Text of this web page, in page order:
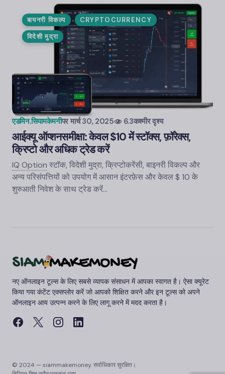
बायनरी विकल्प
CRYPTOCURRENCY
विदेशी मुद्रा
एडमिन.सियामकेमनीपर मार्च 30, 2025 6.3कश्मीर दृश्य
आईक्यू ऑप्शनसमीक्षा: केवल $10 में स्टॉक्स, फ़ॉरेक्स,
क्रिप्टो और अधिक ट्रेड करें
IQ Option स्टॉक, विदेशी मुद्रा, क्रिप्टोकरेंसी, बाइनरी विकल्प और
अन्य परिसंपत्तियों को उपयोग में आसान इंटरफ़ेस और केवल $ 10 के
शुरुआती निवेश के साथ ट्रेड करें…
नए ऑनलाइन टूल्स के लिए सबसे व्यापक संसाधन में आपका स्वागत है। ऐसा क्यूरेट
किया गया कंटेंट एक्सप्लोर करें जो आपको शिक्षित करने और इन टूल्स को अपने
ऑनलाइन आय उत्पन्न करने के लिए लागू करने में मदद करता है।
© 2024 — siammakemoney. सर्वाधिकार सुरक्षित।